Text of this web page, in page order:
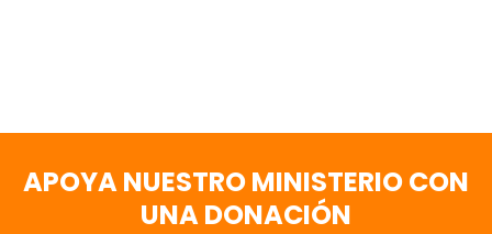
APOYA NUESTRO MINISTERIO CON
UNA DONACIÓN